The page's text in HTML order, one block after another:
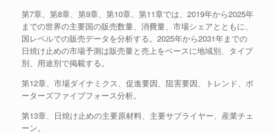
第7章、第8章、第9章、第10章、第11章では、2019年から2025年
までの世界の主要国の販売数量、消費量、市場シェアとともに、
国レベルでの販売データを分析する。2025年から2031年までの
日焼け止めの市場予測は販売量と売上をベースに地域別、タイプ
別、用途別で掲載する。
第12章、市場ダイナミクス、促進要因、阻害要因、トレンド、ポ
ーターズファイブフォース分析。
第13章、日焼け止めの主要原材料、主要サプライヤー、産業チェ
ーン。